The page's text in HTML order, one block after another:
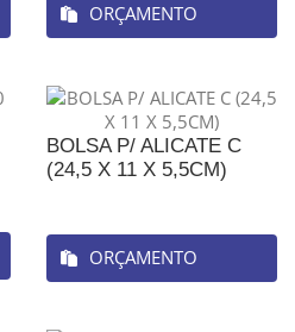
ORÇAMENTO
BOLSA P/ ALICATE C
(24,5 X 11 X 5,5CM)
ORÇAMENTO